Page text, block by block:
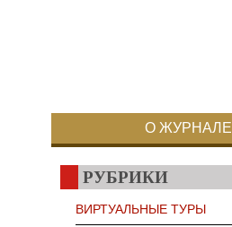
О ЖУРНАЛЕ
РУБРИКИ
ВИРТУАЛЬНЫЕ ТУРЫ